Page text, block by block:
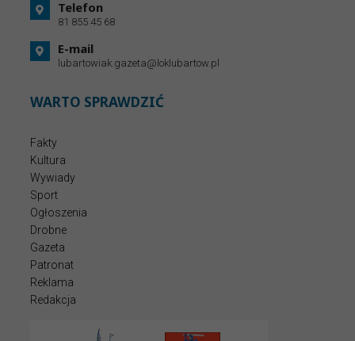
Telefon
81 855 45 68
E-mail
lubartowiak.gazeta@loklubartow.pl
WARTO SPRAWDZIĆ
Fakty
Kultura
Wywiady
Sport
Ogłoszenia
Drobne
Gazeta
Patronat
Reklama
Redakcja